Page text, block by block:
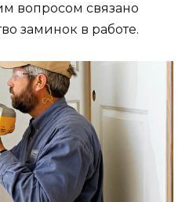
вопросом связано
заминок в работе.